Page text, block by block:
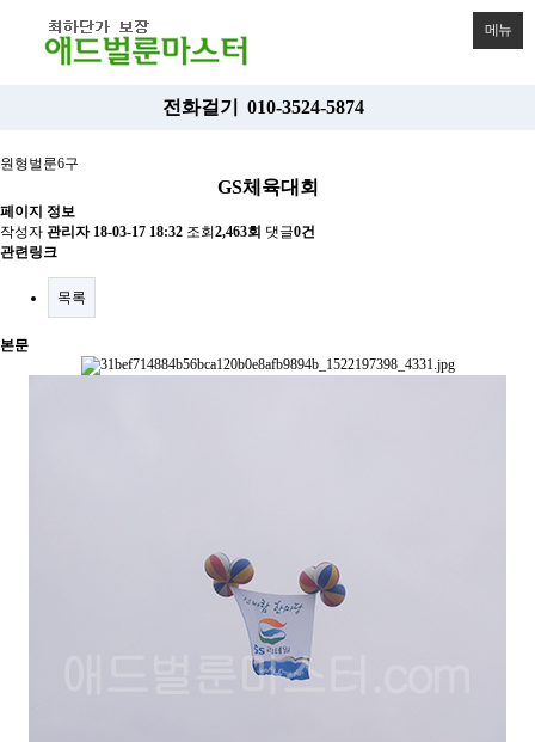
메뉴
전화걸기 010-3524-5874
원형벌룬6구
GS체육대회
페이지 정보
작성자 관리자 18-03-17 18:32 조회 2,463회 댓글0건
관련링크
목록
본문